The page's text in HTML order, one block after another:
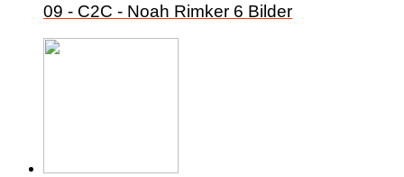
09 - C2C - Noah Rimker 6 Bilder